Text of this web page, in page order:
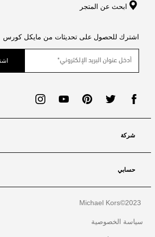
ابحث عن المتجر
اشترك للحصول على تحديثات من مايكل كورس
شركة
حسابي
Michael Kors
سياسة الخصوصية